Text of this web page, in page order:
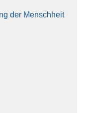
der Mensch­heit